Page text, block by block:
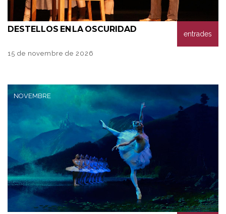
DESTELLOS EN LA OSCURIDAD
15 de novembre de 2026
entrades
NOVEMBRE